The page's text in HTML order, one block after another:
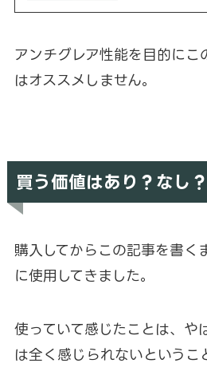
アンチグレア性能を目的にこ
はオススメしません。
買う価値はあり？なし？
購入してからこの記事を書く
に使用してきました。
使っていて感じたことは、や
は全く感じられないというこ